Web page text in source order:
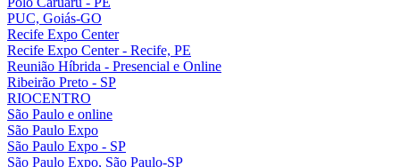
PUC, Goiás-GO
Recife Expo Center
Recife Expo Center - Recife, PE
Reunião Híbrida - Presencial e Online
Ribeirão Preto - SP
RIOCENTRO
São Paulo e online
São Paulo Expo
São Paulo Expo - SP
São Paulo Expo, São Paulo-SP